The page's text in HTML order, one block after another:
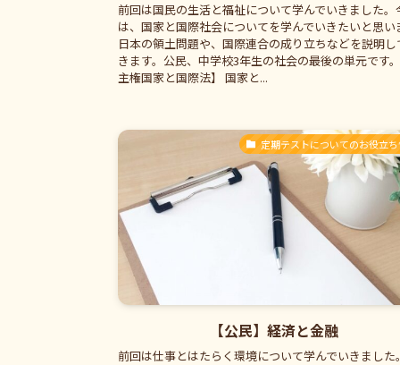
前回は国民の生活と福祉について学んでいきました。
は、国家と国際社会についてを学んでいきたいと思い
日本の領土問題や、国際連合の成り立ちなどを説明し
きます。公民、中学校3年生の社会の最後の単元です
主権国家と国際法】 国家と...
定期テストについてのお役立
【公民】経済と金融
前回は仕事とはたらく環境について学んでいきました